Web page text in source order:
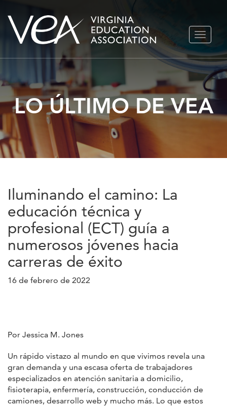
Ir
LO ÚLTIMO DE VEA
Iluminando el camino: La
educación técnica y
profesional (ECT) guía a
numerosos jóvenes hacia
carreras de éxito
16 de febrero de 2022
Por Jessica M. Jones
Un rápido vistazo al mundo en que vivimos revela una
gran demanda y una escasa oferta de trabajadores
especializados en atención sanitaria a domicilio,
fisioterapia, enfermería, construcción, conducción de
camiones, desarrollo web y mucho más. Lo que estos